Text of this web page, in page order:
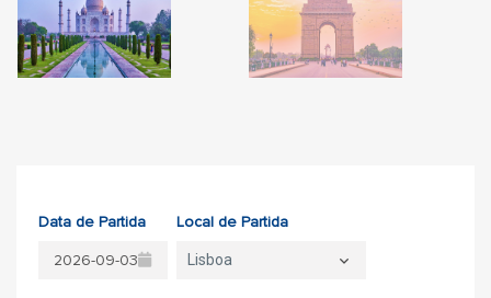
Data de Partida Local de Partida
Lisboa